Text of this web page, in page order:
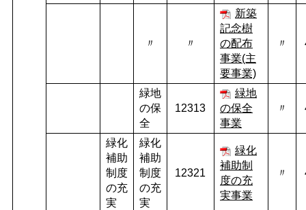
〃 〃
新築
記念樹
の配布
事業(主
要事業)
〃
緑地
の保
全
12313
緑地
の保全
事業
〃
緑化
補助
制度
の充
実
緑化
補助
制度
の充
実
12321
緑化
補助制
度の充
実事業
〃